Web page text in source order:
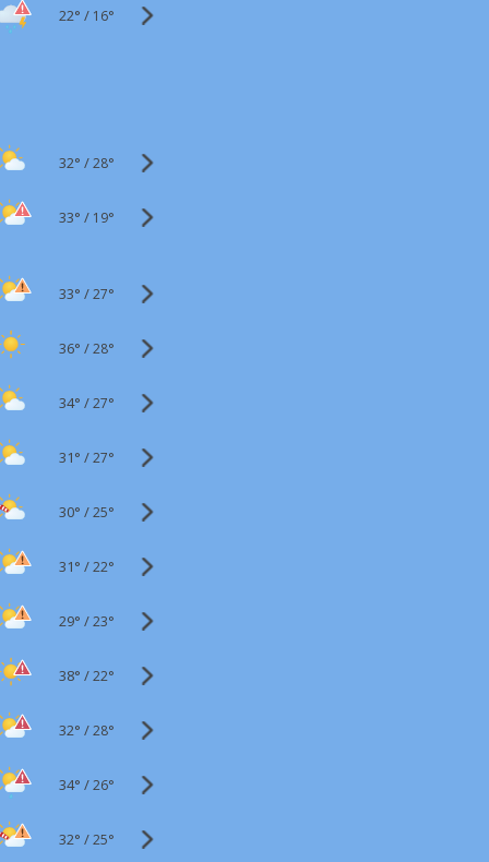
22° / 16°
32° /28°
33° / 19°
33° /27°
36° /28°
34° /27°
31° /27°
30° /25°
31° /22°
29° /23°
38° /22°
32° /28°
34° /26°
32° /25°